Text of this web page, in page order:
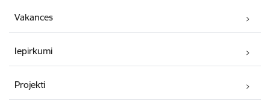
Vakances
Iepirkumi
Projekti